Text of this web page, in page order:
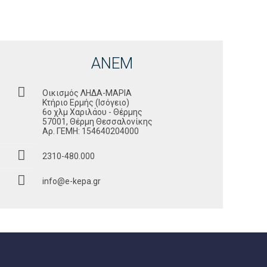
ΑΝΕΜ
Οικισμός ΛΗΔΑ-ΜΑΡΙΑ
Κτήριο Ερμής (Ισόγειο)
6ο χλμ Χαριλάου - Θέρμης
57001, Θέρμη Θεσσαλονίκης
Αρ. ΓΕΜΗ: 154640204000
2310-480.000
info@e-kepa.gr